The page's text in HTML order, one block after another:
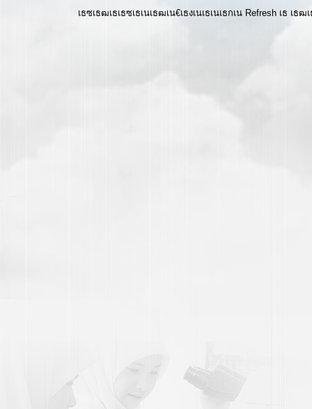
เธซเธฒเธเธซเธเนเธฒเน€เธงเนเธเนเธกเน Refresh เธ เ